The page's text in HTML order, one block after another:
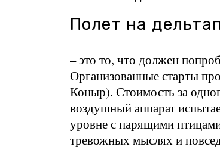
Полет на
– это то, что должен
Организованные старты
Коныр). Стоимость за
воздушный аппарат
уровне с парящими
тревожных мыслях и